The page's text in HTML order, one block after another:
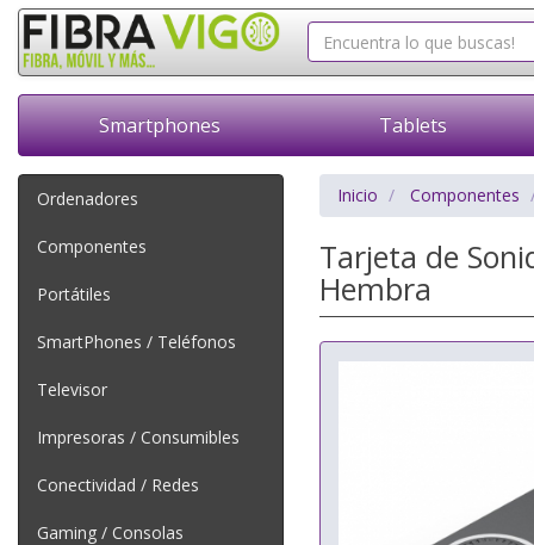
Smartphones Tablets
Ordenadores
Componentes
Portátiles
SmartPhones / Teléfonos
Televisor
Impresoras / Consumibles
Conectividad / Redes
Gaming / Consolas
Inicio Componentes
Tarjeta de
Hembra